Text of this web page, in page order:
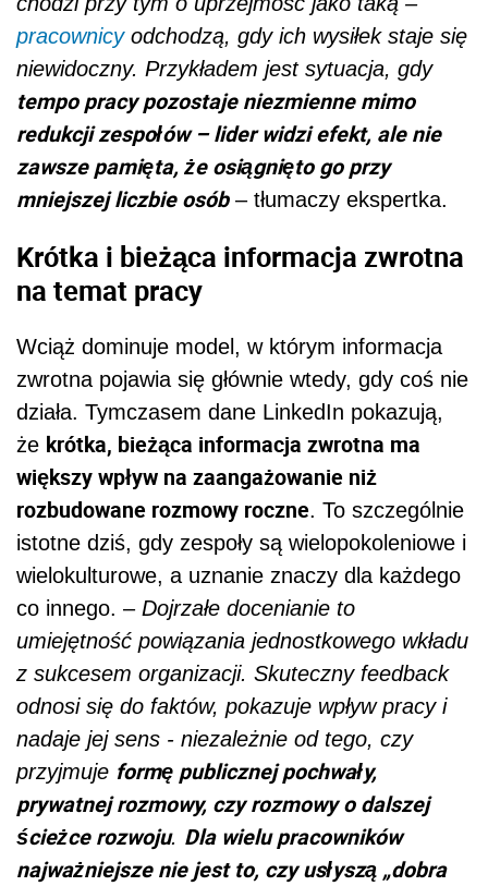
pracownicyodchodzą, gdy ich wysiłek staje się
niewidoczny. Przykładem jest sytuacja, gdy
tempo pracy pozostaje niezmienne mimo
redukcji zespołów – lider widzi efekt, ale nie
zawsze pamięta, że osiągnięto go przy
mniejszej liczbie osób– tłumaczy ekspertka.
Krótka i bieżąca informacja zwrotna
na temat pracy
Wciąż dominuje model, w którym informacja
zwrotna pojawia się głównie wtedy, gdy coś nie
działa. Tymczasem dane LinkedIn pokazują,
że krótka, bieżąca informacja zwrotna ma
większy wpływ na zaangażowanie niż
rozbudowane rozmowy roczne. To szczególnie
istotne dziś, gdy zespoły są wielopokoleniowe i
wielokulturowe, a uznanie znaczy dla każdego
co innego. – Dojrzałe docenianie to
umiejętność powiązania jednostkowego wkładu
z sukcesem organizacji. Skuteczny feedback
odnosi się do faktów, pokazuje wpływ pracy i
nadaje jej sens - niezależnie od tego, czy
przyjmuje formę publicznej pochwały,
prywatnej rozmowy, czy rozmowy o dalszej
ścieżce rozwoju. Dla wielu pracowników
najważniejsze nie jest to, czy usłyszą „dobra